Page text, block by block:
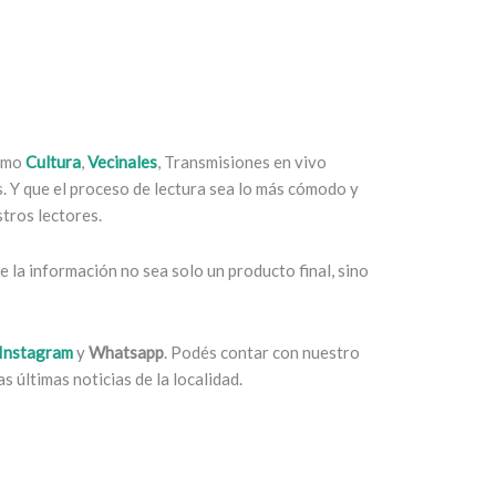
Cultura,Vecinales, Transmisiones en vivo
que el proceso de lectura sea lo más cómodo y
lectores.
la información no sea solo un producto final, sino
yWhatsapp. Podés contar con nuestro
últimas noticias de la localidad.